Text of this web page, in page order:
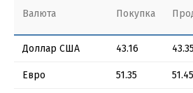
Валюта Покупка
Доллар США 43.16 43.35
Евро 51.35 51.45